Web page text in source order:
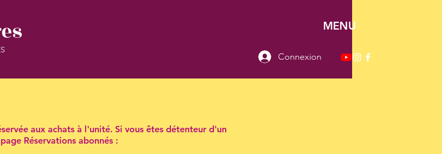
Connexion
MENU
aux achats à l'unité. Si vous êtes détenteur d'un
Réservations abonnés :